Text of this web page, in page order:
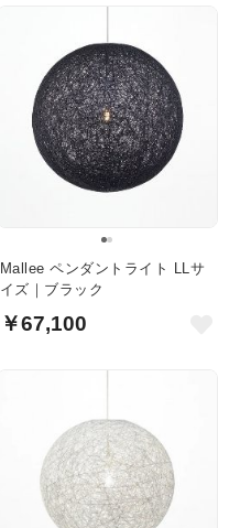
Mallee ペンダントライト LLサ
イズ｜ブラック
￥67,100